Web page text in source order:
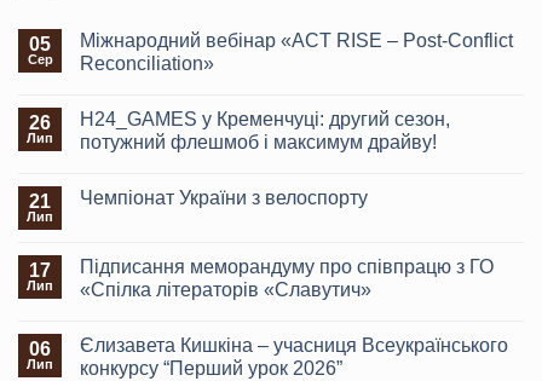
05
Сер
Міжнародний вебінар «ACT RISE – Post-Conflict
Reconciliation»
26
Лип
H24_GAMES у Кременчуці: другий сезон,
потужний флешмоб і максимум драйву!
21
Лип
Чемпіонат України з велоспорту
17
Лип
Підписання меморандуму про співпрацю з ГО
«Спілка літераторів «Славутич»
06
Лип
Єлизавета Кишкіна – учасниця Всеукраїнського
конкурсу “Перший урок 2026”